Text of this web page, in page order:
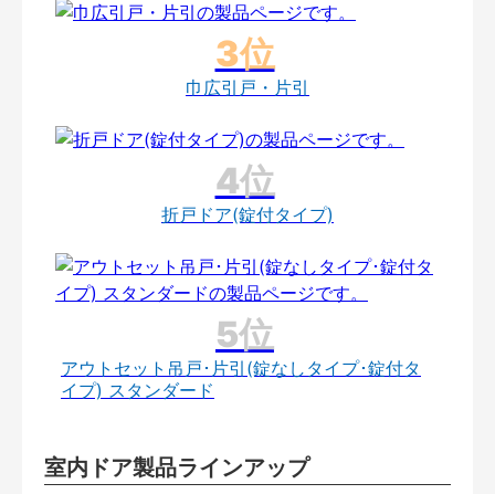
巾広引戸・片引
折戸ドア(錠付タイプ)
アウトセット吊戸･片引(錠なしタイプ･錠付タ
イプ) スタンダード
室内ドア製品ラインアップ